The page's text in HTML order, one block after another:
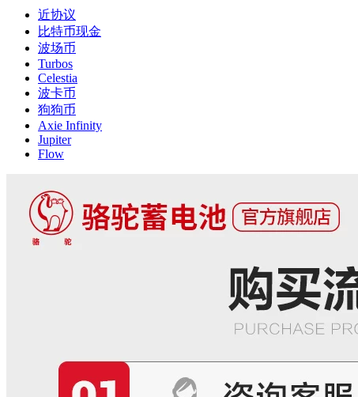
近协议
比特币现金
波场币
Turbos
Celestia
波卡币
狗狗币
Axie Infinity
Jupiter
Flow